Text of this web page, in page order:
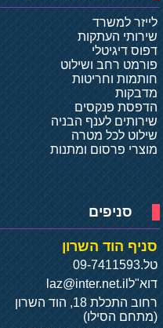
לייזר למשרד
שירותי העתקות
דפוס דיגיטלי
פורמט רחב ושילוט
חותמות וחריטות
מדבקות
הדפסת פנקסים
שירותים לענף הבניה
שילוט לכל מטרה
מוצרי פרסום ומתנות
סניפים
סניף הוד השרון
טל.09-7411593
דוא"ל laz@inter.net.il
רחוב התכלת 18, הוד השרון
(מתחם הסילו)